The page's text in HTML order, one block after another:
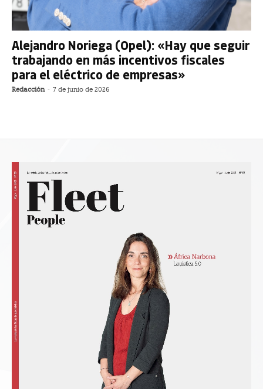
Alejandro Noriega (Opel): «Hay que seguir
trabajando en más incentivos fiscales
para el eléctrico de empresas»
Redacción - 7 de junio de 2026